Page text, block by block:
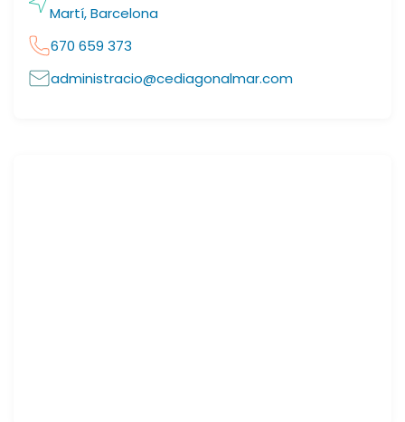
Martí, Barcelona
670 659 373
administracio@cediagonalmar.com